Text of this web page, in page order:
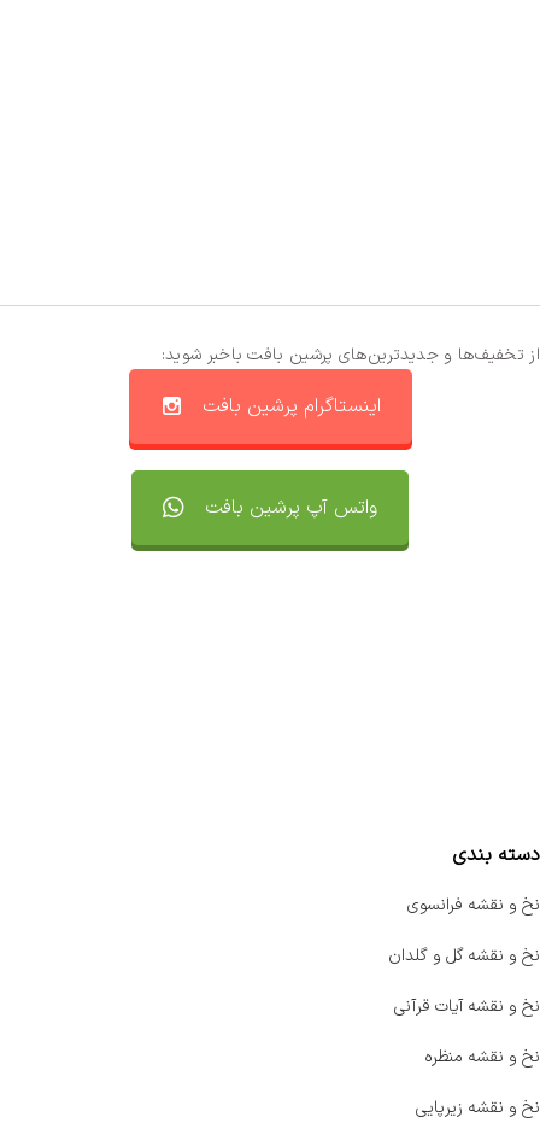
از تخفیف‌ها و جدیدترین‌های پرشین بافت باخبر شوید:
اینستاگرام پرشین بافت
واتس آپ پرشین بافت
دسته بندی
نخ و نقشه فرانسوی
نخ و نقشه گل و گلدان
نخ و نقشه آیات قرآنی
نخ و نقشه منظره
نخ و نقشه زیرپایی